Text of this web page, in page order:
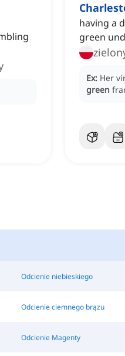
having a
green
Ex: Her
green
Odcienie niebieskiego
Odcienie ciemnego brązu
Odcienie Magenty